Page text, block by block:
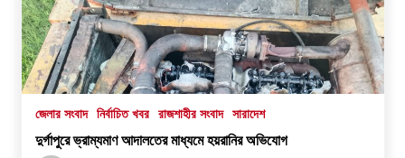
জেলার সংবাদ নির্বাচিত খবর রাজশাহীর সংবাদ সারাদেশ
দুর্গাপুরে ভ্রাম্যমাণ আদালতের মাধ্যমে হয়রানির অভিযোগ